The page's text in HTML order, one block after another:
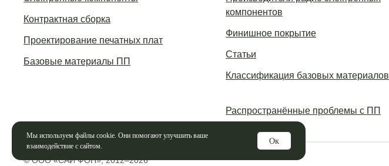
Мы используем файлы cookie. Они помогают улучшить ваше
взаимодействие с сайтом.
Ок
Статьи
Классификация базовых материалов
Распространённые проблемы с ПП
Контрактная сборка
Проектирование печатных плат
Базовые материалы ПП
Финишное покрытие
© ООО «САЙ ФОН», 2012–2026
компонентов